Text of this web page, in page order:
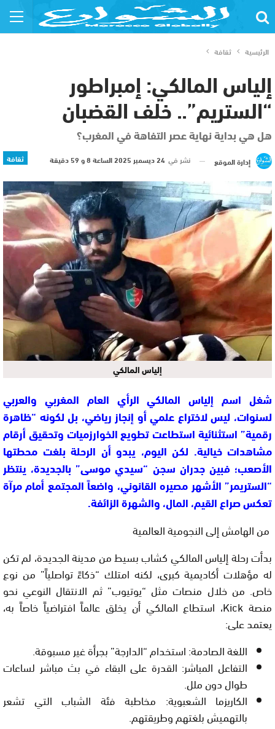
الرئيسية ثقافة
إلياس المالكي: إمبراطور
“الستريم”.. خلف القضبان
هل هي بداية نهاية عصر التفاهة في المغرب؟
ثقافة إدارة الموقع نشر في 24 ديسمبر 2025 الساعة 8 و 59 دقيقة
إلياس المالكي
شغل اسم إلياس المالكيالرأي العام المغربي والعربي
لسنوات، ليس لاختراع علمي أو إنجاز رياضي، بل لكونه “ظاهرة
رقمية” استثنائية استطاعت تطويع الخوارزميات وتحقيق أرقام
مشاهدات خيالية. لكن اليوم، يبدو أن الرحلة بلغت محطتها
الأصعب؛ فبين جدران سجن “سيدي موسى” بالجديدة، ينتظر
“الستريمر” الأشهر مصيره القانوني، واضعاً المجتمع أمام مرآة
تعكس صراع القيم، المال، والشهرة الزائفة.
من الهامش إلى النجومية العالمية
بدأت رحلة إلياس المالكي كشاب بسيط من مدينة الجديدة، لم تكن
له مؤهلات أكاديمية كبرى، لكنه امتلك “ذكاءً تواصلياً” من نوع
خاص. من خلال منصات مثل “يوتيوب” ثم الانتقال النوعي نحو
منصة Kick، استطاع المالكي أن يخلق عالماً افتراضياً خاصاً به،
يعتمد على:
اللغة الصادمة:استخدام “الدارجة” بجرأة غير مسبوقة.
التفاعل المباشر: القدرة على البقاء في بث مباشر لساعات
طوال دون ملل.
الكاريزما الشعبوية: مخاطبة فئة الشباب التي تشعر
بالتهميش بلغتهم وطريقتهم.